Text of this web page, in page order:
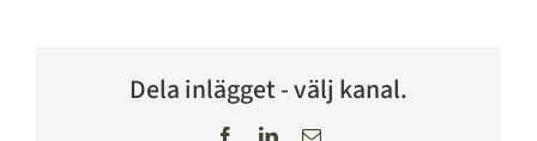
Dela inlägget - välj kanal.
FacebookLinkedIn
E-